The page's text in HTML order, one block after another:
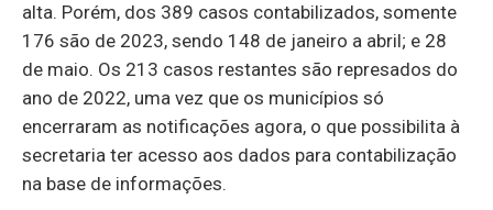
alta. Porém, dos 389 casos contabilizados, somente
176 são de 2023, sendo 148 de janeiro a abril; e 28
de maio. Os 213 casos restantes são represados do
ano de 2022, uma vez que os municípios só
encerraram as notificações agora, o que possibilita à
secretaria ter acesso aos dados para contabilização
na base de informações.